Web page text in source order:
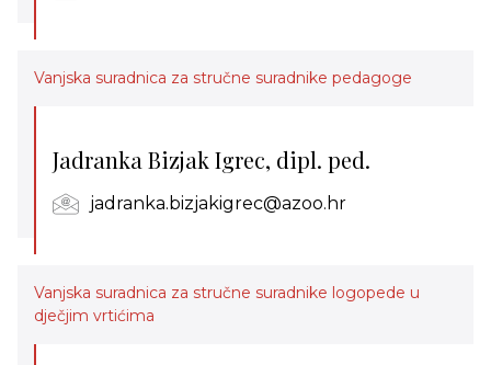
Vanjska suradnica za stručne suradnike pedagoge
Jadranka Bizjak Igrec, dipl. ped.
jadranka.bizjakigrec@azoo.hr
Vanjska suradnica za stručne suradnike logopede u
dječjim vrtićima